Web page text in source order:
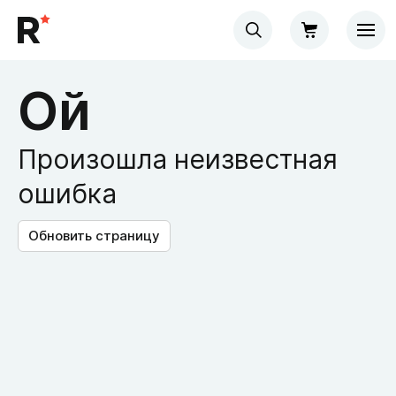
Ой
Произошла неизвестная
ошибка
Обновить страницу